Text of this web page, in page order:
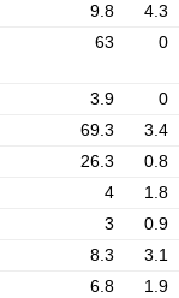
9.8 4.3
63 0
3.9 0
69.3 3.4
26.3 0.8
4 1.8
3 0.9
8.3 3.1
6.8 1.9